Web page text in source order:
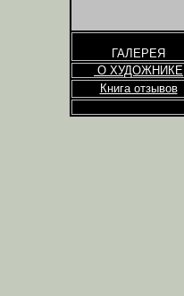
ГАЛЕРЕЯ
О ХУДОЖНИКЕ
Книга отзывов